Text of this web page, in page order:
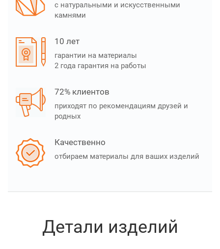
с натуральными и искусственными
камнями
10 лет
гарантии на материалы
2 года гарантия на работы
72% клиентов
приходят по рекомендациям друзей и
родных
Качественно
отбираем материалы для ваших изделий
Детали изделий